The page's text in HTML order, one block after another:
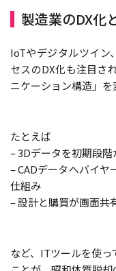
製造業のDX化
IoTやデジタルツイン
セスのDX化も注目さ
ニケーション構造」を
たとえば
– 3Dデータを初期段
– CADデータへバイヤ
仕組み
– 設計と購買が画面共
など、ITツールを使っ